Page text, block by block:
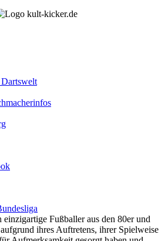
Fußballer aus den 80er und
ihres Auftretens, ihrer Spielweise